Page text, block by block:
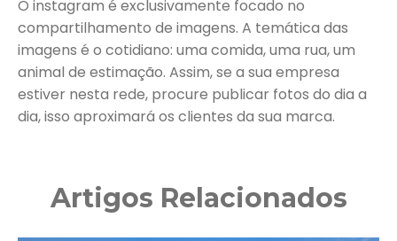
O instagram é exclusivamente focado no
compartilhamento de imagens. A temática das
imagens é o cotidiano: uma comida, uma rua, um
animal de estimação. Assim, se a sua empresa
estiver nesta rede, procure publicar fotos do dia a
dia, isso aproximará os clientes da sua marca.
Artigos Relacionados